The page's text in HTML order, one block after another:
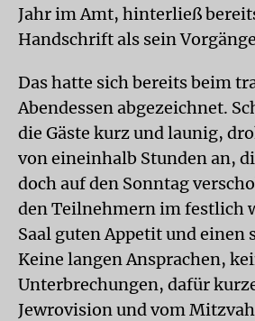
Jahr im Amt, hinterließ
Handschrift als sein
Das hatte sich bereits beim
Abendessen abgezeichnet.
die Gäste kurz und launig,
von eineinhalb Stunden an,
doch auf den Sonntag
den Teilnehmern im festlich
Saal guten Appetit und einen
Keine langen Ansprachen,
Unterbrechungen, dafür
Jewrovision und vom